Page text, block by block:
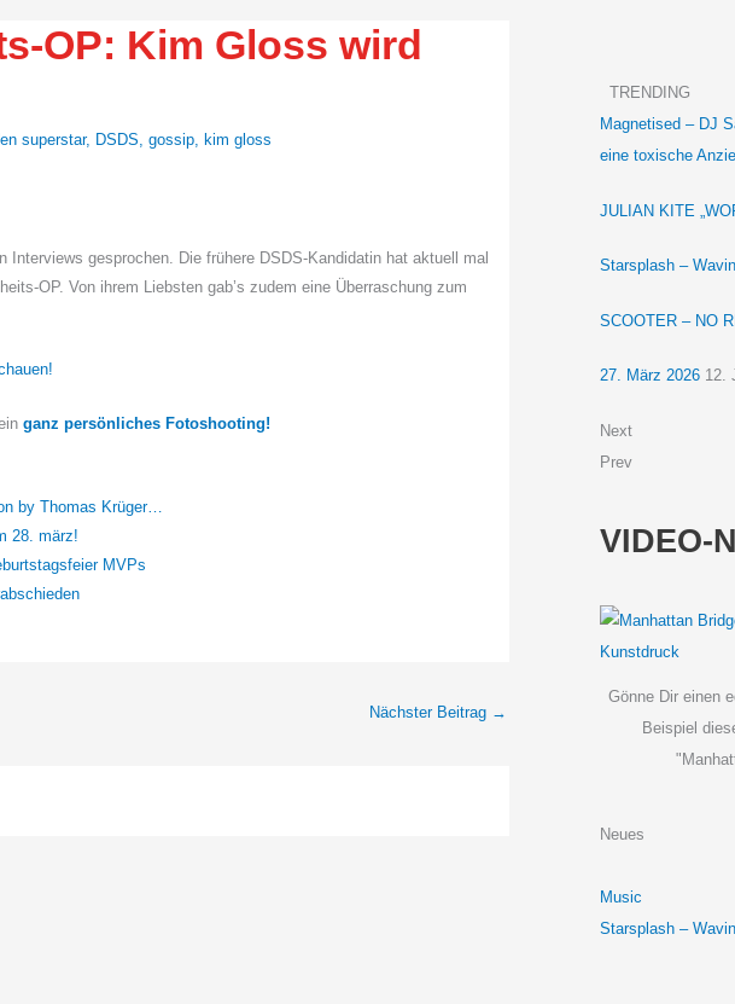
OP: Kim Gloss wird
superstar, DSDS, gossip, kim gloss
Interviews gesprochen. Die frühere DSDS-Kandidatin hat aktuell mal
OP. Von ihrem Liebsten gab’s zudem eine Überraschung zum
ganz persönliches Fotoshooting!
by Thomas Krüger…
28. märz!
MVPs
Nächster Beitrag →
TRENDING
Magnetised – DJ
eine toxische
JULIAN KITE
Starsplash –
SCOOTER – NO
27. März 2026 12.
Next
Prev
VIDEO-
Gönne Dir einen
Beispiel
Neues
Music
Starsplash –